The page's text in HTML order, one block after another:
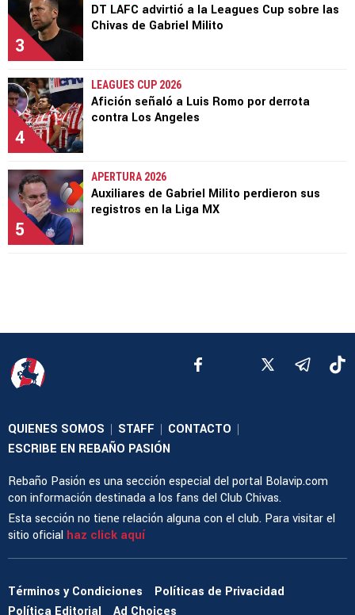
3
DT LAFC advirtió a la Leagues Cup sobre las
Chivas de Gabriel Milito
4
LEAGUES CUP 2026
Afición señaló a Luis Romo por derrota
contra Los Angeles
5
APERTURA 2026
Auxiliares de Gabriel Milito perdieron sus
registros en la Liga MX
QUIENES SOMOS | STAFF | CONTACTO |
ESCRIBE EN REBAÑO PASIÓN
Rebaño Pasión es una sección especial del portal Bolavip.com
con información destinada a los fans del Club Chivas.
Esta sección no tiene relación alguna con el club. Para visitar el
sitio oficial haz click aquí
Términos y Condiciones
Políticas de Privacidad
Política Editorial
Ad Choices